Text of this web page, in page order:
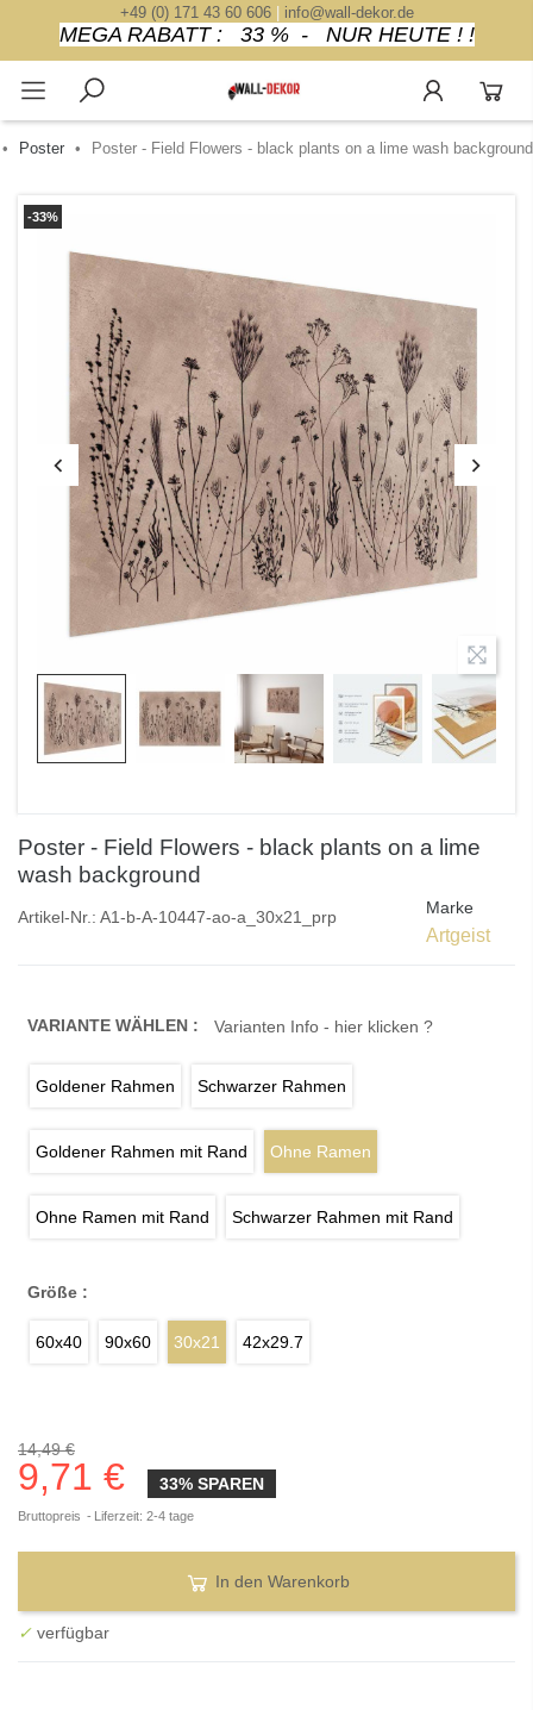
+49 (0) 171 43 60 606| info@wall-dekor.de
MEGA RABATT : 33 % - NUR HEUTE ! !
Poster Poster - Field Flowers - black plants on a lime wash background
-33%
Poster - Field Flowers - black plants on a lime
wash background
Artikel-Nr.: A1-b-A-10447-ao-a_30x21_prp Marke
Artgeist
VARIANTE WÄHLEN : Varianten Info - hier klicken ?
Goldener Rahmen Schwarzer Rahmen
Goldener Rahmen mit Rand Ohne Ramen
Ohne Ramen mit Rand Schwarzer Rahmen mit Rand
Größe :
60x40 90x60 30x21 42x29.7
14,49 €
9,71 € 33% SPAREN
Bruttopreis Liferzeit: 2-4 tage
In den Warenkorb
✓ verfügbar